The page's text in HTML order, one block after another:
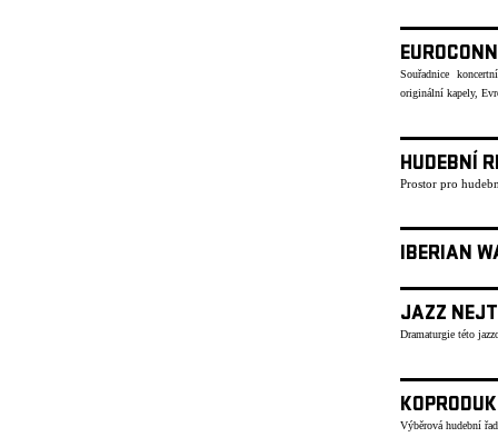
Souřadnice
originální kapely,
HUDEBNÍ
Prostor pro
IBERIAN
JAZZ
Dramaturgie této
Výběrová hudební